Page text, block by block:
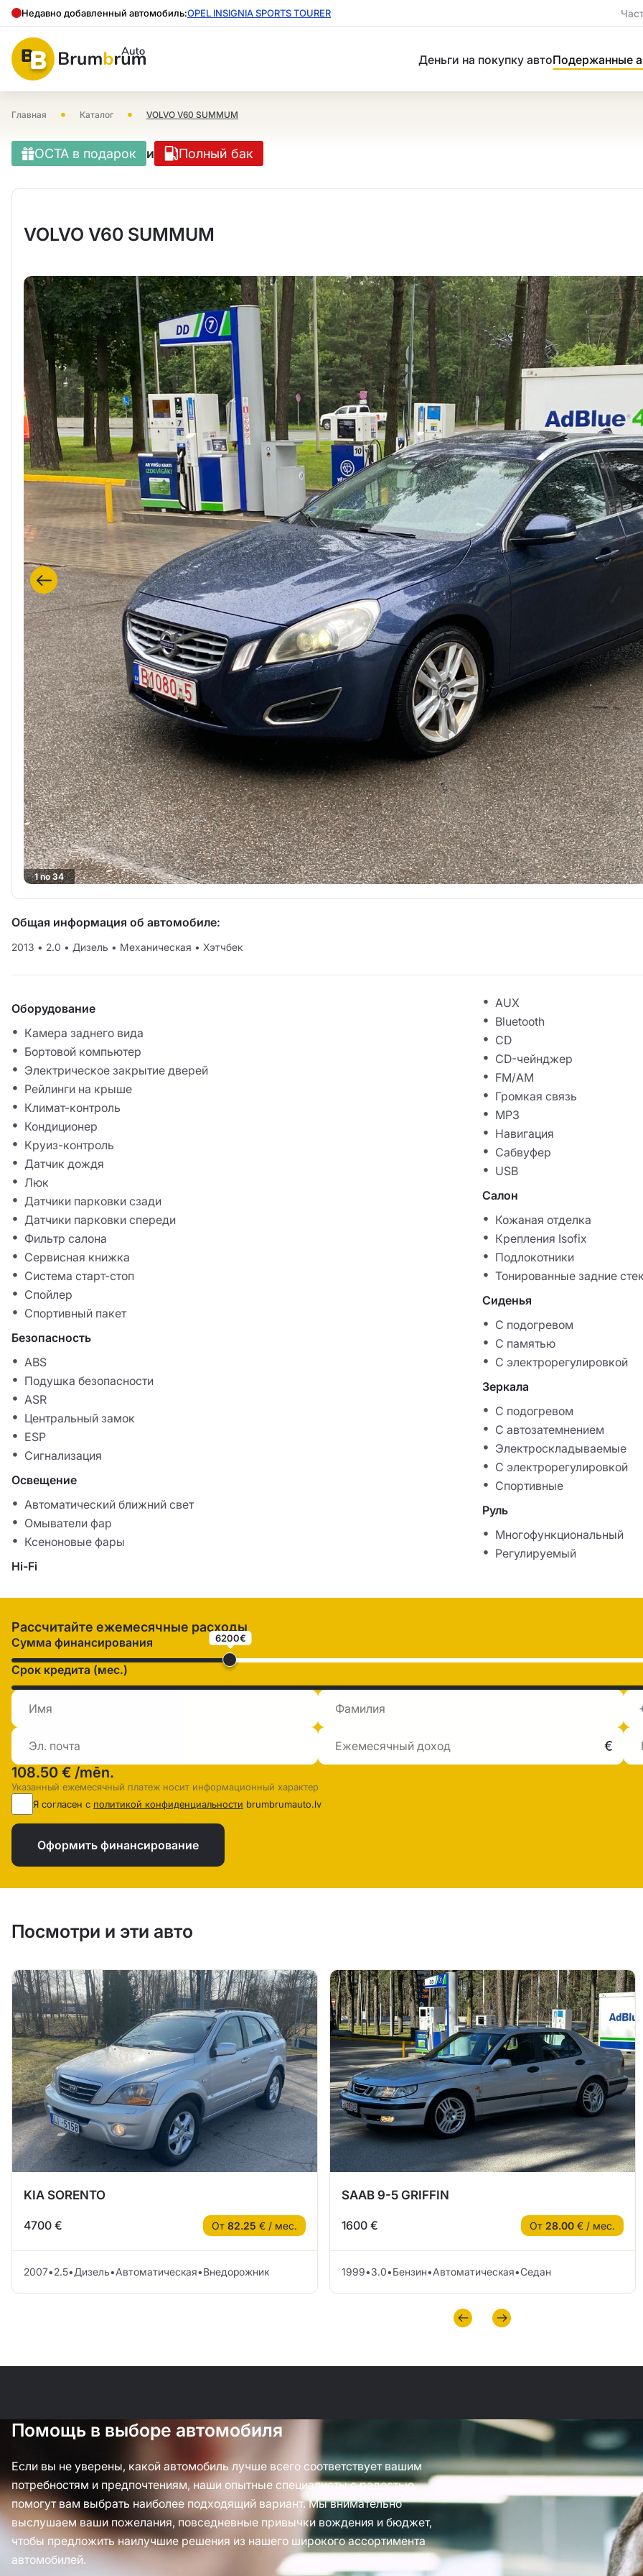
Недавно добавленный автомобиль:OPEL INSIGNIA SPORTS TOURER
Деньги на покупку автоПодержанные
Главная • Каталог • VOLVO V60 SUMMUM
OCTA в подарок и Полный бак
VOLVO V60 SUMMUM
1 no 34
Общая информация об автомобиле:
2013 • 2.0 • Дизель • Механическая • Хэтчбек
Оборудование
Камера заднего вида
Бортовой компьютер
Электрическое закрытие дверей
Рейлинги на крыше
Климат-контроль
Кондиционер
Круиз-контроль
Датчик дождя
Люк
Датчики парковки сзади
Датчики парковки спереди
Фильтр салона
Сервисная книжка
Система старт-стоп
Спойлер
Спортивный пакет
Безопасность
ABS
Подушка безопасности
ASR
Центральный замок
ESP
Сигнализация
Освещение
Автоматический ближний свет
Омыватели фар
Ксеноновые фары
Hi-Fi
AUX
Bluetooth
CD
CD-чейнджер
FM/AM
Громкая связь
MP3
Навигация
Сабвуфер
USB
Салон
Кожаная отделка
Крепления Isofix
Подлокотники
Тонированные задние
Сиденья
С подогревом
С памятью
С электрорегулировкой
Зеркала
С подогревом
С автозатемнением
Электроскладываемые
С электрорегулировкой
Спортивные
Руль
Многофункциональный
Регулируемый
Рассчитайте ежемесячные расходы
Сумма финансирования 6200€
Срок кредита (мес.)
108.50 € /mēn.
Указанный ежемесячный платеж носит информационный характер
Я согласен с политикой конфиденциальности brumbrumauto.lv
Оформить финансирование
Посмотри и эти авто
KIA SORENTO
4700 € От 82.25 € / мес.
2007•2.5•Дизель•Автоматическая•Внедорожник
SAAB 9-5 GRIFFIN
1600 € От 28.00 € / мес.
1999•3.0•Бензин•Автоматическая•Седан
Помощь в выборе автомобиля
Если вы не уверены, какой автомобиль лучше всего соответствует вашим
потребностям и предпочтениям, наши опытные специалисты с радостью
помогут вам выбрать наиболее подходящий вариант. Мы внимательно
выслушаем ваши пожелания, повседневные привычки вождения и бюджет,
чтобы предложить наилучшие решения из нашего широкого ассортимента
автомобилей.